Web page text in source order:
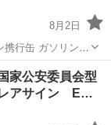
8月2日
せんでしたがキ
家公安委員会型
アサイン E…